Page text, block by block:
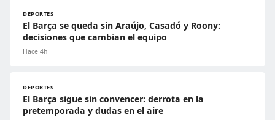
DEPORTES
El Barça se queda sin Araújo, Casadó y Roony:
decisiones que cambian el equipo
Hace 4h
DEPORTES
El Barça sigue sin convencer: derrota en la
pretemporada y dudas en el aire